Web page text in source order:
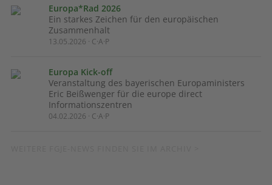
Europa*Rad 2026
Ein starkes Zeichen für den europäischen
Zusammenhalt
13.05.2026 · C·A·P
Europa Kick-off
Veranstaltung des bayerischen Europaministers
Eric Beißwenger für die europe direct
Informationszentren
04.02.2026 · C·A·P